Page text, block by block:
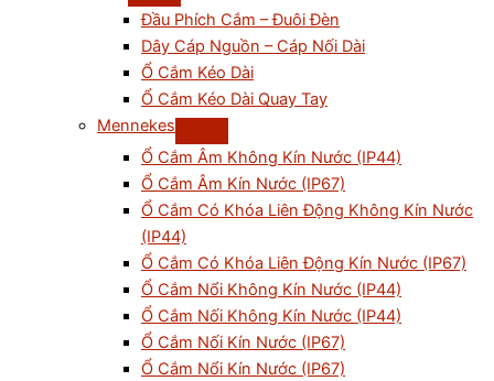
Đầu Phích Cắm – Đuôi Đèn
Dây Cáp Nguồn – Cáp Nối Dài
Ổ Cắm Kéo Dài
Ổ Cắm Kéo Dài Quay Tay
Mennekes
Ổ Cắm Âm Không Kín Nước (IP44)
Ổ Cắm Âm Kín Nước (IP67)
Ổ Cắm Có Khóa Liên Động Không Kín Nước
(IP44)
Ổ Cắm Có Khóa Liên Động Kín Nước (IP67)
Ổ Cắm Nổi Không Kín Nước (IP44)
Ổ Cắm Nối Không Kín Nước (IP44)
Ổ Cắm Nối Kín Nước (IP67)
Ổ Cắm Nổi Kín Nước (IP67)